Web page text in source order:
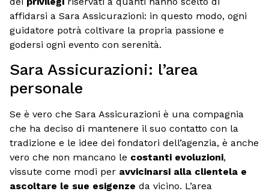
affidarsi a Sara Assicurazioni: in questo modo, ogni
guidatore potrà coltivare la propria passione e
godersi ogni evento con serenità.
Sara Assicurazioni: l’area
personale
Se è vero che Sara Assicurazioni è una compagnia
che ha deciso di mantenere il suo contatto con la
tradizione e le idee dei fondatori dell’agenzia, è anche
vero che non mancano le costanti evoluzioni,
vissute come modi per avvicinarsi alla clientela e
ascoltare le sue esigenze da vicino. L’area